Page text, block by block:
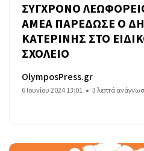
ΣΥΓΧΡΟΝΟ
ΑΜΕΑ ΠΑΡΕΔΩΣΕ Ο
ΚΑΤΕΡΙΝΗΣ ΣΤΟ
ΣΧΟΛΕΙΟ
OlymposPress.gr
6 Ιουνίου 2024 13:01 3 λεπτά